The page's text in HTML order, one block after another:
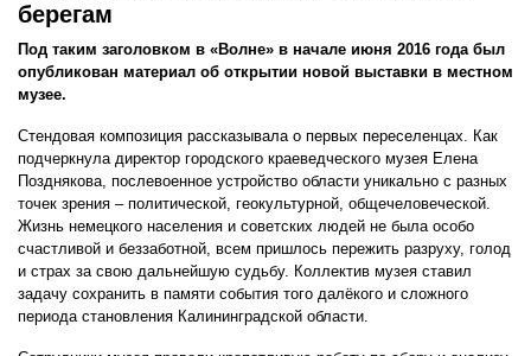
берегам
Под таким заголовком в «Волне» в начале июня 2016 года был
опубликован материал об открытии новой выставки в местном
музее.
Стендовая композиция рассказывала о первых переселенцах. Как
подчеркнула директор городского краеведческого музея Елена
Позднякова, послевоенное устройство области уникально с разных
точек зрения – политической, геокультурной, общечеловеческой.
Жизнь немецкого населения и советских людей не была особо
счастливой и беззаботной, всем пришлось пережить разруху, голод
и страх за свою дальнейшую судьбу. Коллектив музея ставил
задачу сохранить в памяти события того далёкого и сложного
периода становления Калининградской области.